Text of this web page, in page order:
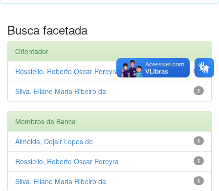
Busca facetada
Orientador
1
Rossiello, Roberto Oscar Pereyra
1
Silva, Eliane Maria Ribeiro da
Membros da Banca
1
Almeida, Dejair Lopes de
1
Rossiello, Roberto Oscar Pereyra
1
Silva, Eliane Maria Ribeiro da